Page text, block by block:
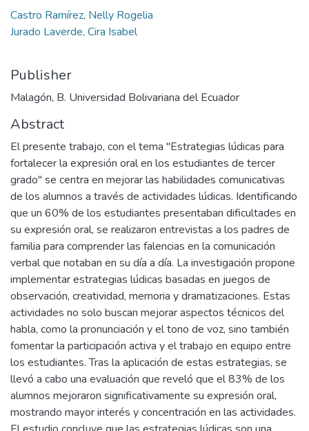
Castro Ramírez, Nelly Rogelia
Jurado Laverde, Cira Isabel
Publisher
Malagón, B. Universidad Bolivariana del Ecuador
Abstract
El presente trabajo, con el tema "Estrategias lúdicas para
fortalecer la expresión oral en los estudiantes de tercer
grado" se centra en mejorar las habilidades comunicativas
de los alumnos a través de actividades lúdicas. Identificando
que un 60% de los estudiantes presentaban dificultades en
su expresión oral, se realizaron entrevistas a los padres de
familia para comprender las falencias en la comunicación
verbal que notaban en su día a día. La investigación propone
implementar estrategias lúdicas basadas en juegos de
observación, creatividad, memoria y dramatizaciones. Estas
actividades no solo buscan mejorar aspectos técnicos del
habla, como la pronunciación y el tono de voz, sino también
fomentar la participación activa y el trabajo en equipo entre
los estudiantes. Tras la aplicación de estas estrategias, se
llevó a cabo una evaluación que reveló que el 83% de los
alumnos mejoraron significativamente su expresión oral,
mostrando mayor interés y concentración en las actividades.